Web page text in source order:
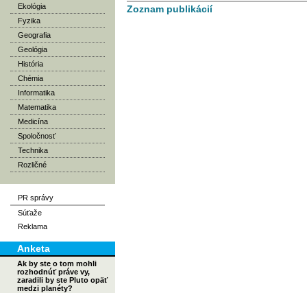
Ekológia
Fyzika
Geografia
Geológia
História
Chémia
Informatika
Matematika
Medicína
Spoločnosť
Technika
Rozličné
PR správy
Súťaže
Reklama
Anketa
Ak by ste o tom mohli
rozhodnúť práve vy,
zaradili by ste Pluto opäť
medzi planéty?
Zoznam publikácií